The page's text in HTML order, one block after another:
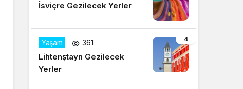
İsviçre Gezilecek Yerler
4
Yaşam 361
Lihtenştayn Gezilecek
Yerler